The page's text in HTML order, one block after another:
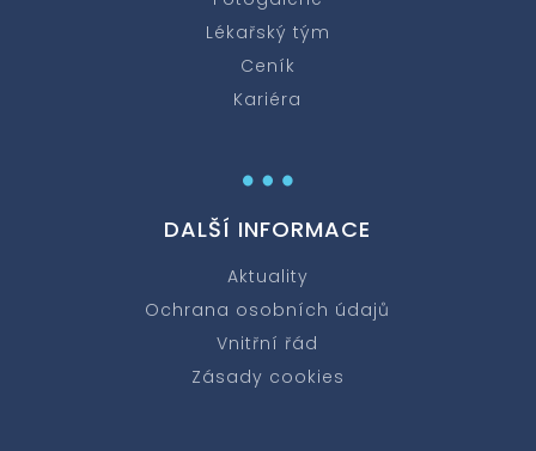
Lékařský tým
Ceník
Kariéra
…
DALŠÍ INFORMACE
Aktuality
Ochrana osobních údajů
Vnitřní řád
Zásady cookies